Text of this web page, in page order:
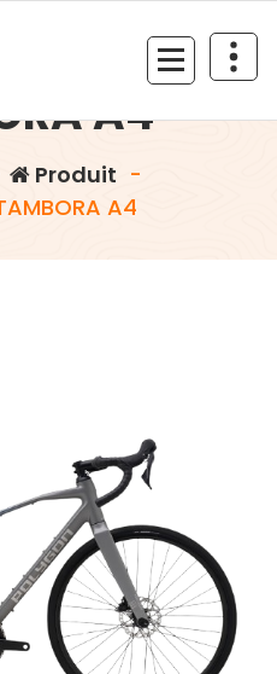
A4
Produit -
A4